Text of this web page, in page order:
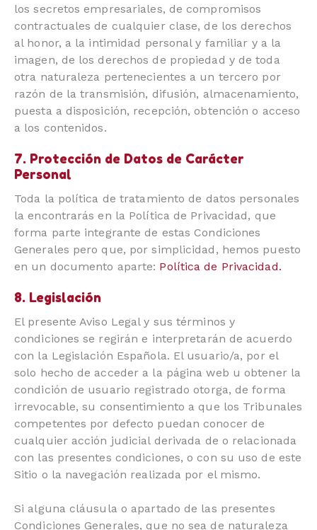
los secretos empresariales, de compromisos
contractuales de cualquier clase, de los derechos
al honor, a la intimidad personal y familiar y a la
imagen, de los derechos de propiedad y de toda
otra naturaleza pertenecientes a un tercero por
razón de la transmisión, difusión, almacenamiento,
puesta a disposición, recepción, obtención o acceso
a los contenidos.
7. Protección de Datos de Carácter
Personal
Toda la política de tratamiento de datos personales
la encontrarás en la Política de Privacidad, que
forma parte integrante de estas Condiciones
Generales pero que, por simplicidad, hemos puesto
en un documento aparte: Política de Privacidad.
8. Legislación
El presente Aviso Legal y sus términos y
condiciones se regirán e interpretarán de acuerdo
con la Legislación Española. El usuario/a, por el
solo hecho de acceder a la página web u obtener la
condición de usuario registrado otorga, de forma
irrevocable, su consentimiento a que los Tribunales
competentes por defecto puedan conocer de
cualquier acción judicial derivada de o relacionada
con las presentes condiciones, o con su uso de este
Sitio o la navegación realizada por el mismo.
Si alguna cláusula o apartado de las presentes
Condiciones Generales, que no sea de naturaleza